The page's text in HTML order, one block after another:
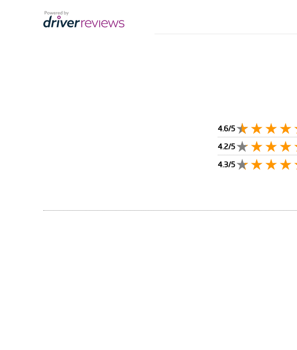
4.6/5
4.2/5
4.3/5